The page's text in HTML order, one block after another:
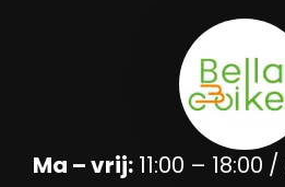
Ma – vrij:11:00 – 18:00 /